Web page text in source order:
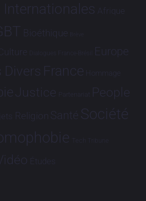
Afrique
Bioéthique Brève
Culture Dialogues France-Brésil Europe
Divers France Hommage
Justice Partenariat People
Religion Santé Société
Tech Tribune
Études